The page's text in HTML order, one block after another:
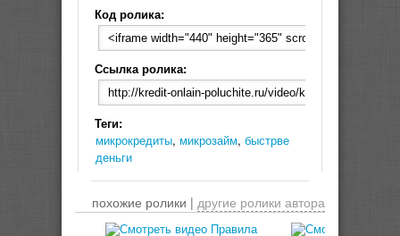
Код ролика:
Ссылка ролика:
Теги:
микрокредиты, микрозайм, быстрве
деньги
похожие ролики | другие ролики автора